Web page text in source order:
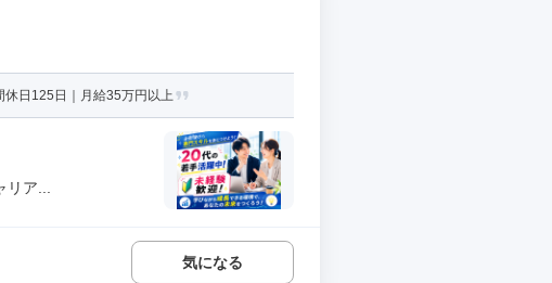
休日125日｜月給35万円以上
ア...
気になる